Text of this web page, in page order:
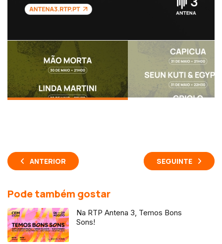
ANTERIOR SEGUINTE
Pode também gostar
Na RTP Antena 3, Temos Bons
Sons!